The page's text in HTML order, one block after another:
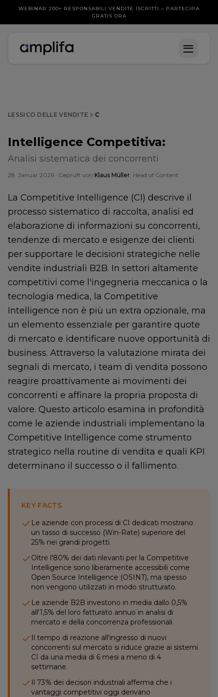
WEBINAR 200+ RESPONSABILI VENDITE ISCRITTI – PARTECIPA
GRATIS ORA
LESSICO DELLE VENDITE C
Intelligence Competitiva:
Analisi sistematica dei concorrenti
28. Januar 2026 · Geprüft von Klaus Müller, Head of Content
La Competitive Intelligence (CI) descrive il
processo sistematico di raccolta, analisi ed
elaborazione di informazioni su concorrenti,
tendenze di mercato e esigenze dei clienti
per supportare le decisioni strategiche nelle
vendite industriali B2B. In settori altamente
competitivi come l'ingegneria meccanica o la
tecnologia medica, la Competitive
Intelligence non è più un extra opzionale, ma
un elemento essenziale per garantire quote
di mercato e identificare nuove opportunità di
business. Attraverso la valutazione mirata dei
segnali di mercato, i team di vendita possono
reagire proattivamente ai movimenti dei
concorrenti e affinare la propria proposta di
valore. Questo articolo esamina in profondità
come le aziende industriali implementano la
Competitive Intelligence come strumento
strategico nella routine di vendita e quali KPI
determinano il successo o il fallimento.
KEY FACTS
Le aziende con processi di CI dedicati mostrano
un tasso di successo (Win-Rate) superiore del
25% nei grandi progetti.
Oltre l'80% dei dati rilevanti per la Competitive
Intelligence sono liberamente accessibili come
Open Source Intelligence (OSINT), ma spesso
non vengono utilizzati in modo strutturato.
Le aziende B2B investono in media dallo 0,5%
all'1,5% del loro fatturato annuo in analisi di
mercato e della concorrenza professionali.
Il tempo di reazione all'ingresso di nuovi
concorrenti sul mercato si riduce grazie ai sistemi
CI da una media di 6 mesi a meno di 4
settimane.
Il 73% dei decisori industriali afferma che i
vantaggi competitivi oggi derivano